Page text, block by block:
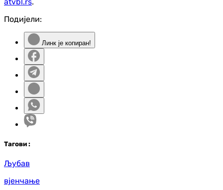
Подијели:
Линк је копиран!
Тагови :
Љубав
вјенчање